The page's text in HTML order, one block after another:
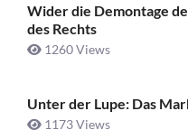
Wider die Demontage
des Rechts
1260 Views
Unter der Lupe: Das
1173 Views